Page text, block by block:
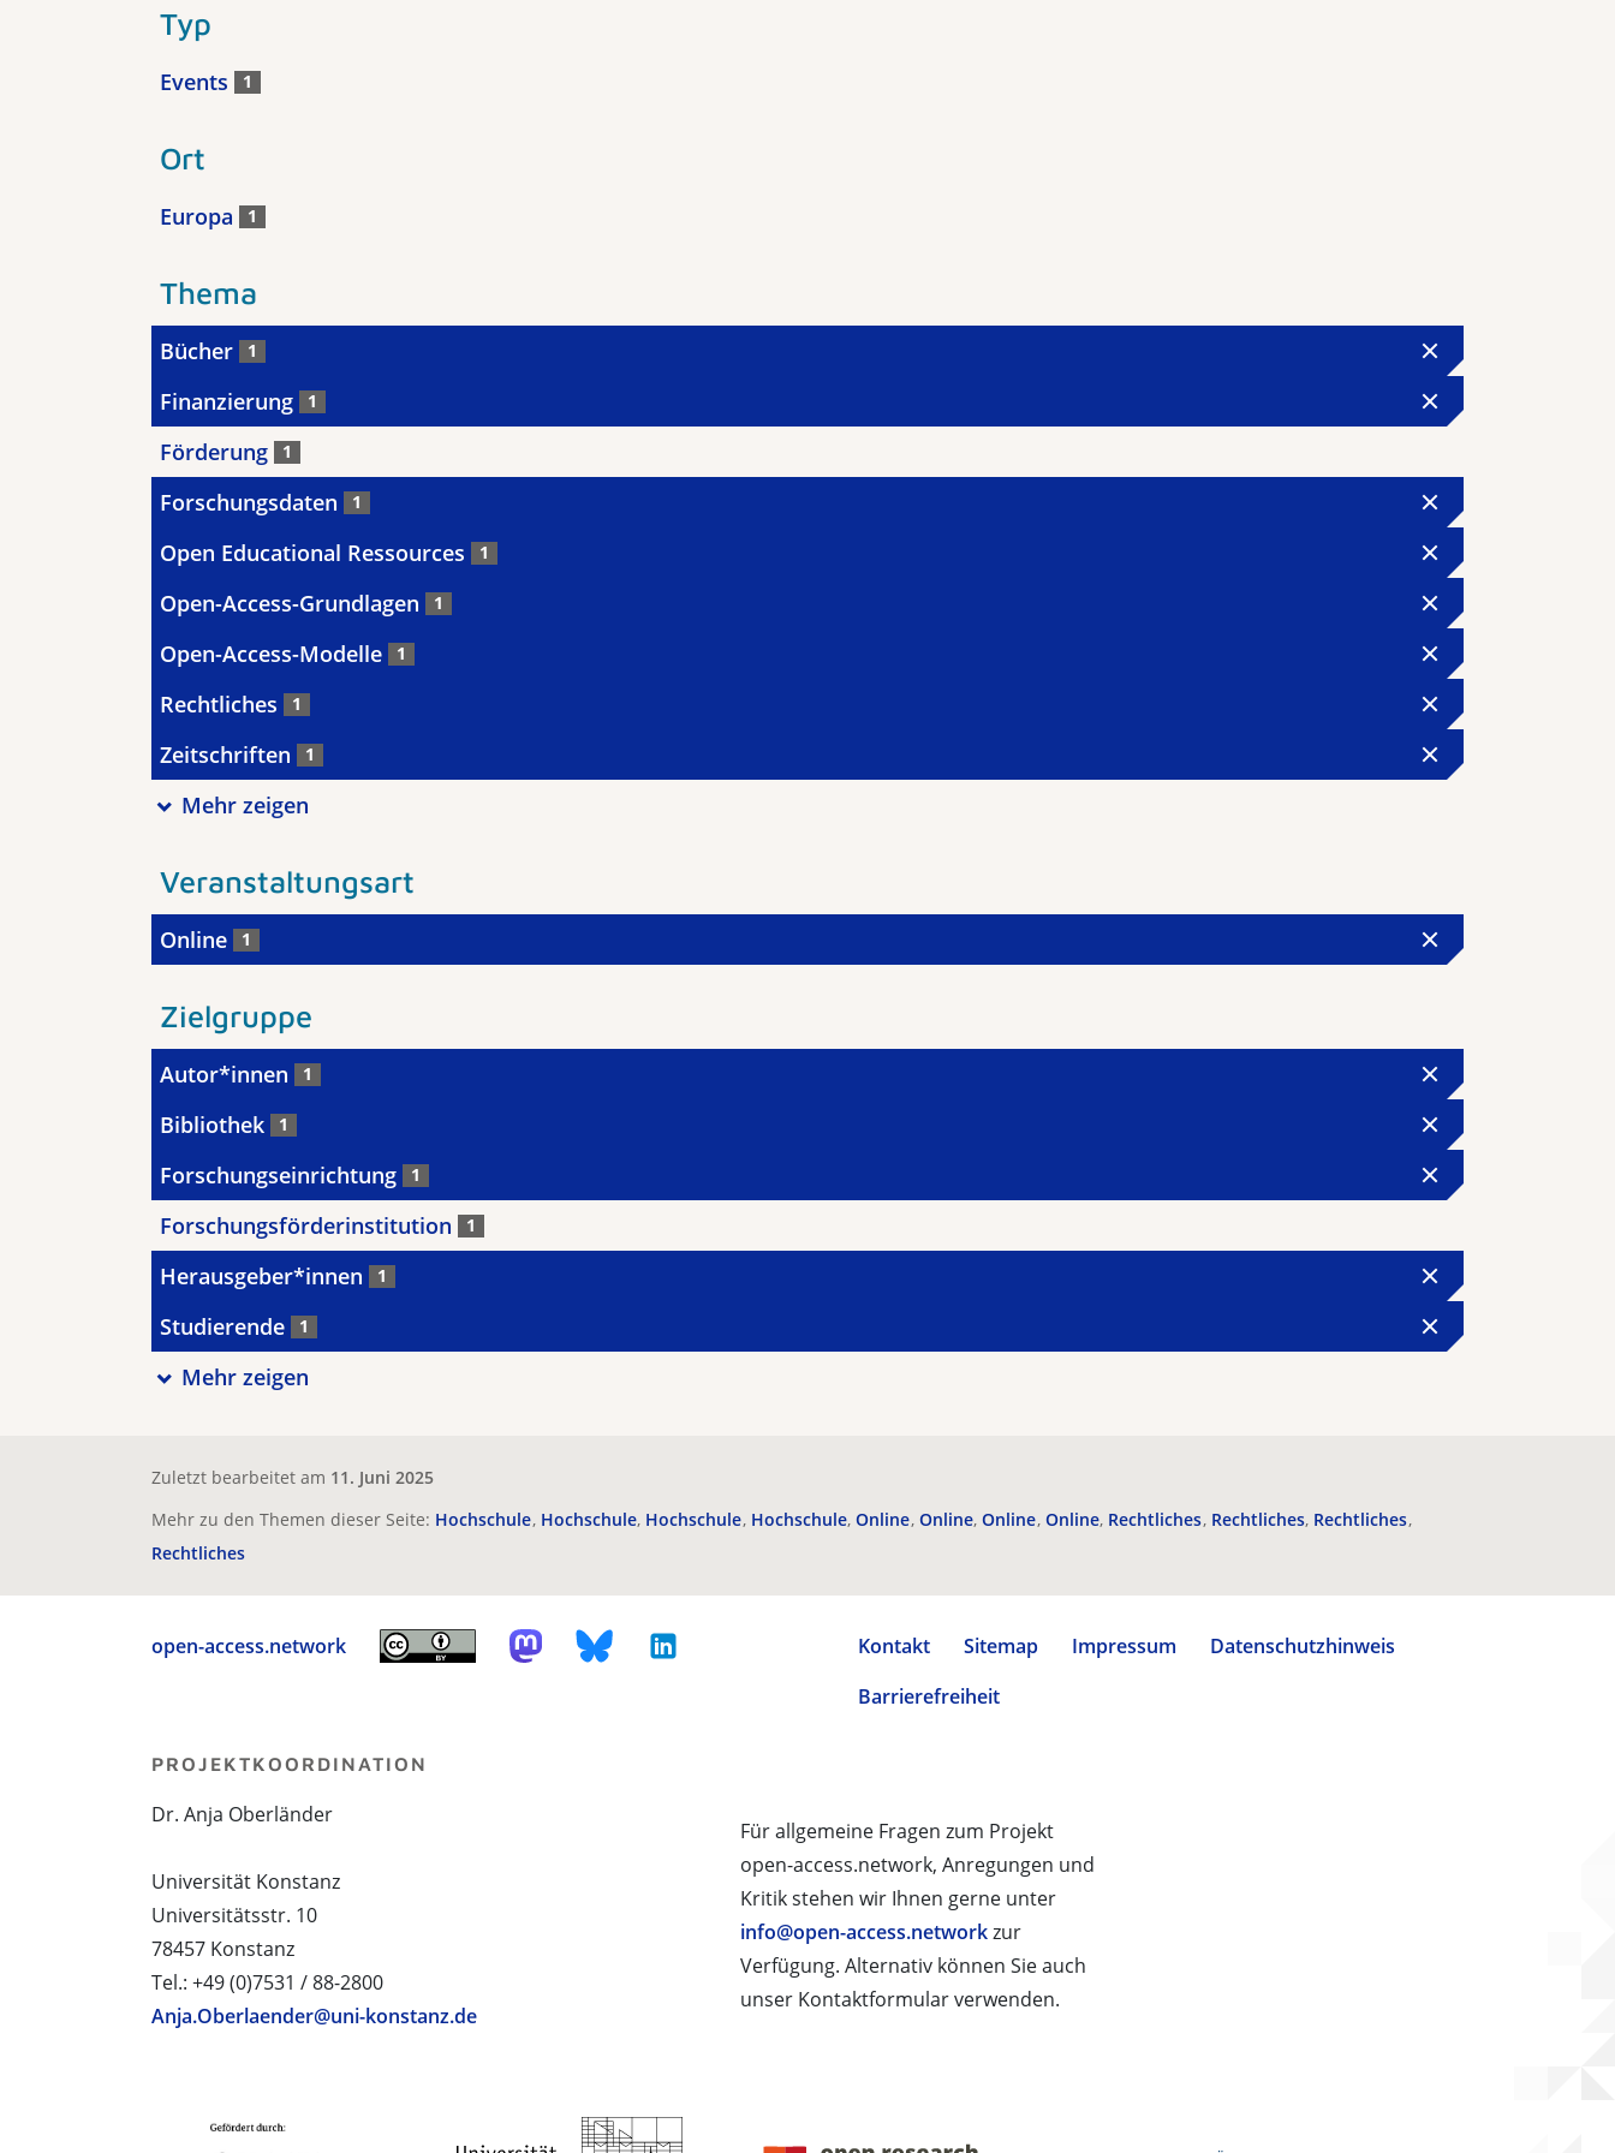
Typ
Events 1
Ort
Europa 1
Thema
Bücher 1
Finanzierung 1
Förderung 1
Forschungsdaten 1
Open Educational Ressources 1
Open-Access-Grundlagen 1
Open-Access-Modelle 1
Rechtliches 1
Zeitschriften 1
Mehr zeigen
Veranstaltungsart
Online 1
Zielgruppe
Autor*innen 1
Bibliothek 1
Forschungseinrichtung 1
Forschungsförderinstitution 1
Herausgeber*innen 1
Studierende 1
Mehr zeigen
Zuletzt bearbeitet am 11. Juni 2025
Mehr zu den Themen dieser Seite: Hochschule Hochschule Hochschule Hochschule Online Online Online Online Rechtliches Rechtliches Rechtliches
Rechtliches
open-access.network Kontakt Sitemap Impressum
Datenschutzhinweis
Barrierefreiheit
Für allgemeine Fragen zum Projekt
open-access.network, Anregungen und
Kritik stehen wir Ihnen gerne unter
info@open-access.networkzur
Verfügung. Alternativ können Sie auch
unser Kontaktformular verwenden.
PROJEKTKOORDINATION
Dr. Anja Oberländer
Universität Konstanz
Universitätsstr. 10
78457 Konstanz
Tel.: +49 (0)7531 / 88-2800
Anja.Oberlaender@uni-konstanz.de